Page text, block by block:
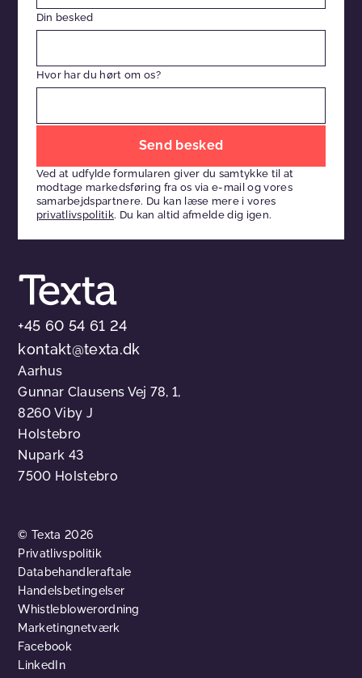
Din besked
Hvor har du hørt om os?
dette
felt
tomt
Ved at udfylde formularen giver du samtykke til at
modtage markedsføring fra os via e-mail og vores
samarbejdspartnere. Du kan læse mere i vores
privatlivspolitik. Du kan altid afmelde dig igen.
+45 60 54 61 24
kontakt@texta.dk
Aarhus
Gunnar Clausens Vej 78, 1,
8260 Viby J
Holstebro
Nupark 43
7500 Holstebro
© Texta 2026
Privatlivspolitik
Databehandleraftale
Handelsbetingelser
Whistleblowerordning
Marketingnetværk
Facebook
LinkedIn